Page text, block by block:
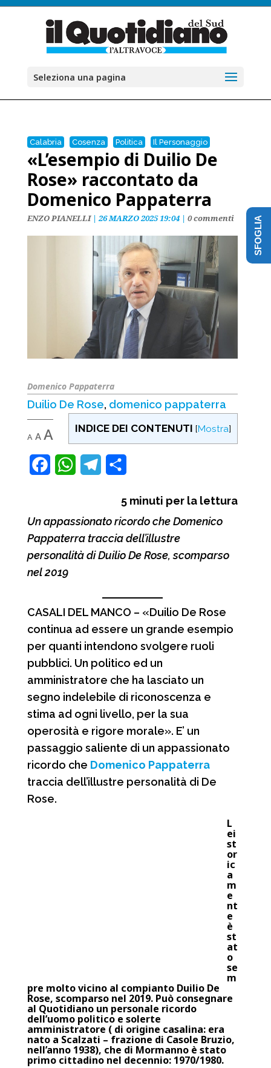
Seleziona una pagina
Calabria Cosenza Politica Il Personaggio
«L’esempio di Duilio De
Rose» raccontato da
Domenico Pappaterra
ENZO PIANELLI| 26 MARZO 2025 19:04| 0 commenti
Domenico Pappaterra
Duilio De Rose, domenico pappaterra
A
Decrease
font
A
Reset
font
size.
AIncrease
font
size.
INDICE DEI CONTENUTI [Mostra]
e
o
k
W
t
p
e
m
n
d
d
i
5 minuti per la lettura
Un appassionato ricordo che Domenico
Pappaterra traccia dell’illustre
personalità di Duilio De Rose, scomparso
nel 2019
CASALI DEL MANCO – «Duilio De Rose
continua ad essere un grande esempio
per quanti intendono svolgere ruoli
pubblici. Un politico ed un
amministratore che ha lasciato un
segno indelebile di riconoscenza e
stima ad ogni livello, per la sua
operosità e rigore morale». E’ un
passaggio saliente di un appassionato
ricordo che Domenico Pappaterra
traccia dell’illustre personalità di De
Rose.
L
ei
st
or
ic
a
m
e
nt
e
è
st
at
o
se
m
pre molto vicino al compianto Duilio De
Rose, scomparso nel 2019. Può consegnare
al Quotidiano un personale ricordo
dell’uomo politico e solerte
amministratore ( di origine casalina: era
nato a Scalzati – frazione di Casole Bruzio,
nell’anno 1938), che di Mormanno è stato
primo cittadino nel decennio: 1970/1980.
SFOGLIA